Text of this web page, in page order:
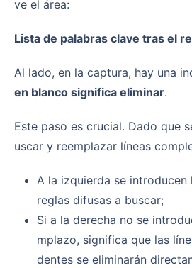
ve el área:
Lista de palabras clave tras el
Al lado, en la captura, hay una
en blanco significa eliminar.
Este paso es crucial. Dado que se usa la lógica de "b
uscar y reemplazar líneas
A la izquierda se introducen
reglas difusas a buscar;
Si a la derecha no se
mplazo, significa que las
dentes se eliminarán